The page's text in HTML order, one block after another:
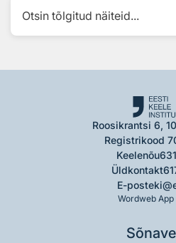
Otsin tõlgitud näiteid...
Roosikrantsi 6,
Registrikood
Keelenõu
Üldkontakt
E-post
Wordweb App